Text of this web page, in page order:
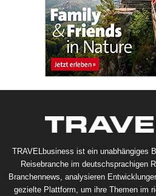
TRAVELbusiness ist ein unabhängiges
Reisebranche im deutschsprachigen
Branchennews, analysieren
gezielte Plattform, um ihre Themen im